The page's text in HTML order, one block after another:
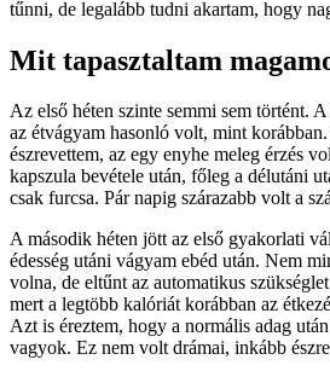
tűnni, de legalább tudni akartam, hogy
Mit tapasztaltam
Az első héten szinte semmi sem történt.
az étvágyam hasonló volt, mint
észrevettem, az egy enyhe meleg érzés
kapszula bevétele után, főleg a délutáni
csak furcsa. Pár napig szárazabb volt a
A második héten jött az első gyakorlati
édesség utáni vágyam ebéd után. Nem
volna, de eltűnt az automatikus
mert a legtöbb kalóriát korábban az
Azt is éreztem, hogy a normális adag
vagyok. Ez nem volt drámai, inkább